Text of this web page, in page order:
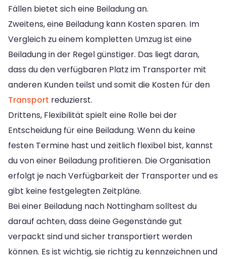
Fällen bietet sich eine Beiladung an.
Zweitens, eine Beiladung kann Kosten sparen. Im
Vergleich zu einem kompletten Umzug ist eine
Beiladung in der Regel günstiger. Das liegt daran,
dass du den verfügbaren Platz im Transporter mit
anderen Kunden teilst und somit die Kosten für den
Transport reduzierst.
Drittens, Flexibilität spielt eine Rolle bei der
Entscheidung für eine Beiladung. Wenn du keine
festen Termine hast und zeitlich flexibel bist, kannst
du von einer Beiladung profitieren. Die Organisation
erfolgt je nach Verfügbarkeit der Transporter und es
gibt keine festgelegten Zeitpläne.
Bei einer Beiladung nach Nottingham solltest du
darauf achten, dass deine Gegenstände gut
verpackt sind und sicher transportiert werden
können. Es ist wichtig, sie richtig zu kennzeichnen und